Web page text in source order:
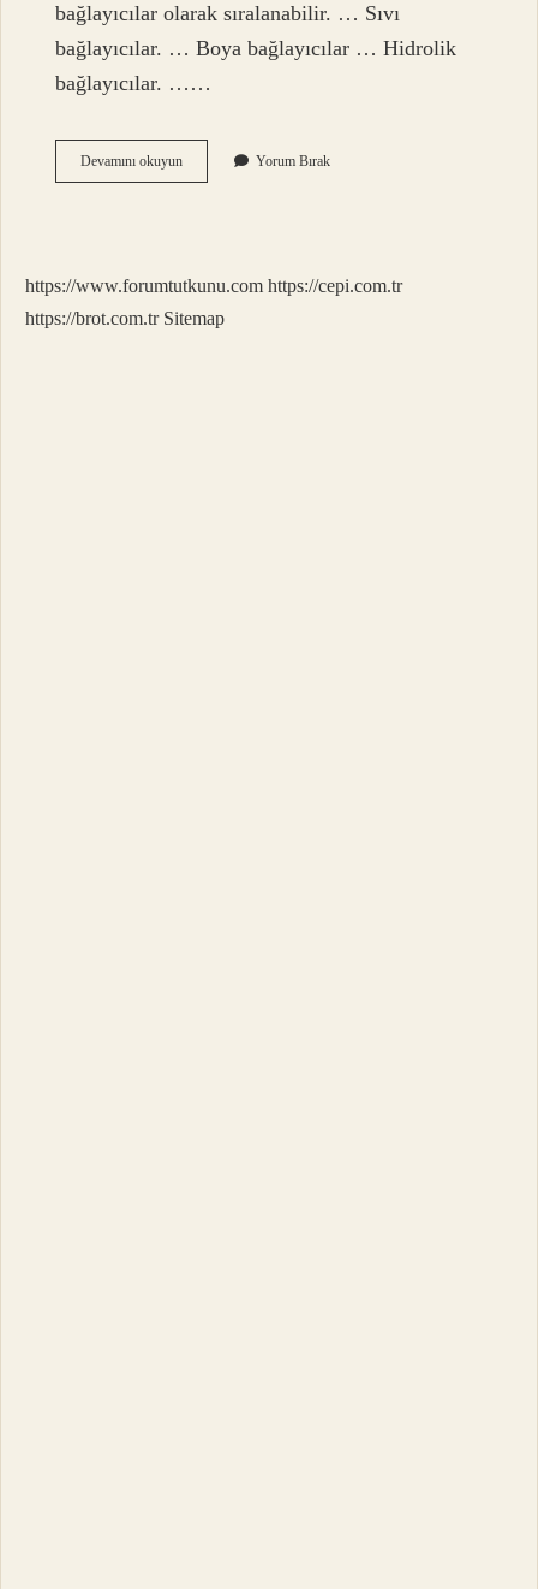
bağlayıcılar olarak sıralanabilir. … Sıvı
bağlayıcılar. … Boya bağlayıcılar … Hidrolik
bağlayıcılar. ……
Devamını okuyunBağlayıcı
Maddelerin
Yorum Bırak
https://www.forumtutkunu.com https://cepi.com.tr
https://brot.com.tr Sitemap